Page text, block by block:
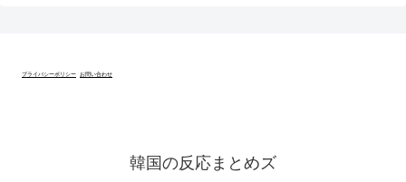
プライバシーポリシー お問い合わせ
韓国の反応まとめズ